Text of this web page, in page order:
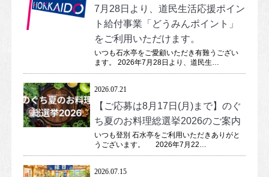
7月28日より、道民生活応援ポイン
ト給付事業「どうみんポイント」
をご利用いただけます。
いつも石水亭をご愛顧いただき有難うござい
ます。 2026年7月28日より、道民生…
2026.07.21
【ご応募は8月17日(月)まで】のぐ
ち夏のお料理総選挙2026のご案内
いつも登別 石水亭をご利用いただきありがと
うございます。 2026年7月22…
2026.07.15